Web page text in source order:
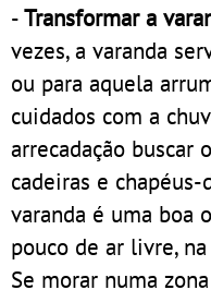
-Transformar a
vezes, a varanda
ou para aquela
cuidados com a
arrecadação buscar
cadeiras e
varanda é uma boa
pouco de ar livre,
Se morar numa